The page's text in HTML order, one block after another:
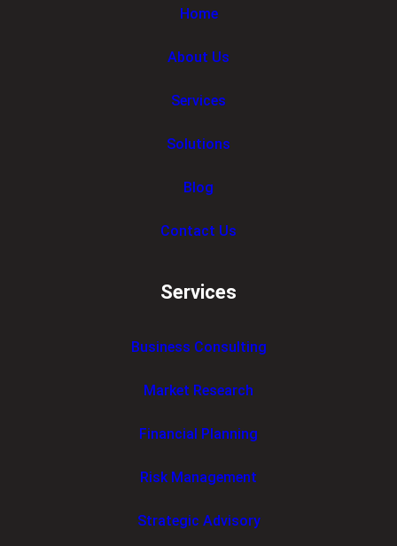
Home
About Us
Services
Solutions
Blog
Contact Us
Services
Business Consulting
Market Research
Financial Planning
Risk Management
Strategic Advisory